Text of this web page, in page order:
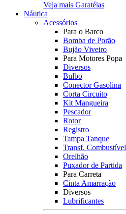
Veja mais Garatéias
Náutica
Acessórios
Para o Barco
Bomba de Porão
Bujão Viveiro
Para Motores Popa
Diversos
Bulbo
Conector Gasolina
Corta Circuito
Kit Mangueira
Pescador
Rotor
Registro
Tampa Tanque
Transf. Combustível
Orelhão
Puxador de Partida
Para Carreta
Cinta Amarração
Diversos
Lubrificantes